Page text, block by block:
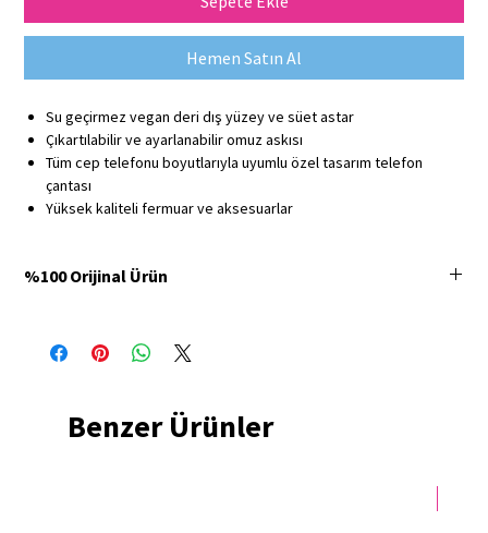
Hemen Satın Al
Su geçirmez vegan deri dış yüzey ve süet astar
Çıkartılabilir ve ayarlanabilir omuz askısı
Tüm cep telefonu boyutlarıyla uyumlu özel tasarım telefon
çantası
Yüksek kaliteli fermuar ve aksesuarlar
%100 Orijinal Ürün
sahiptir.
Benzer Ürünler